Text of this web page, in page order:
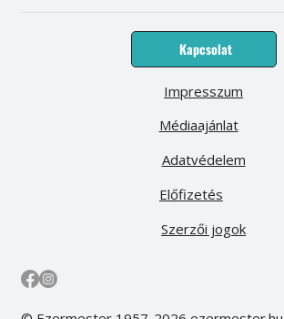
Kapcsolat
Médiaajánlat
Előfizetés
Impresszum
Adatvédelem
Szerzői jogok